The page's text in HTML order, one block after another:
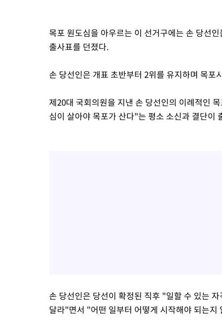
목포 원도심을 아우르는 이 선거구에는 손 당선
출사표를 던졌다.
손 당선인은 개표 초반부터 2위를 유지하며 목포
제20대 국회의원을 지낸 손 당선인의 이례적인
심이 살아야 목포가 산다"는 평소 소신과 결단이
손 당선인은 당선이 확정된 직후 "일할 수 있는
달라"면서 "어떤 일부터 어떻게 시작해야 되는지